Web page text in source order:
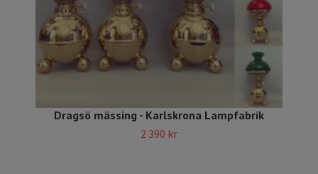
Dragsö mässing - Karlskrona Lampfabrik
2 390 kr